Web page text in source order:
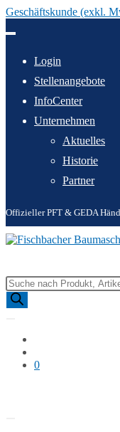
Geschäftskunde (exkl.
Inhalt
Login
Stellenangebote
InfoCenter
Unternehmen
Aktuelles
Historie
Partner
Offizieller PFT & GEDA
Products
search
0